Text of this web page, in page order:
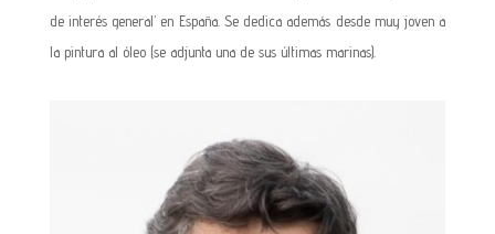
de interés general’ en España. Se dedica además desde muy joven a
la pintura al óleo (se adjunta una de sus últimas marinas).